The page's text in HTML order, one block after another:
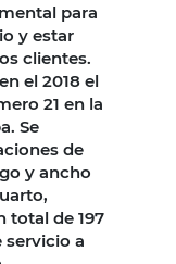
para
y estar
clientes.
el 2018 el
21 en la
Se
de
y ancho
total de 197
servicio a